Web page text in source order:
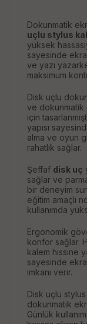
Dokunmatik
uçlu stylus
yüksek
sayesinde
ve yazı
maksimum
Disk uçlu
ve dokunmatik
için
yapısı
alma ve oyun
rahatlık sağlar.
Şeffaf disk uç
sağlar ve
bir deneyim
eğitim amaçlı
kullanımda
Ergonomik
konfor sağlar.
kalem hissine
sayesinde
imkanı verir.
Disk uçlu
dokunmatik
Günlük